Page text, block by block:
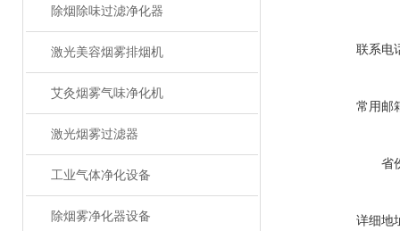
除烟除味过滤净化器
激光美容烟雾排烟机
艾灸烟雾气味净化机
激光烟雾过滤器
工业气体净化设备
除烟雾净化器设备
联系电
常用邮
省
详细地